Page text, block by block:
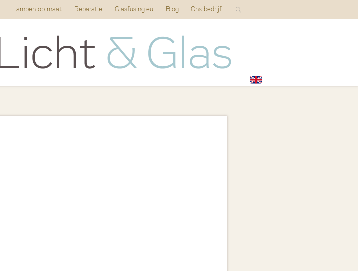
Lampen op maat Reparatie Glasfusing.eu Blog Ons bedrijf